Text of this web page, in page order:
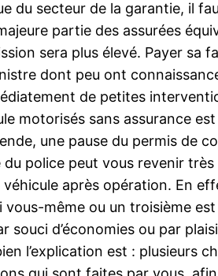
du secteur de la garantie, il
partie des assurées
sera plus élevé. Payer sa
dont peu ont
de petites
motorisés sans assurance
une pause du permis de
police peut vous revenir
après opération. En
même ou un troisième
d’économies ou par
l’explication est : plusieurs